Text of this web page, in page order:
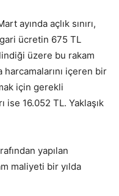
ayında açlık sınırı,
ücretin 675 TL
üzere bu rakam
içeren bir
için gerekli
ise 16.052 TL. Yaklaşık
yapılan
maliyeti bir yılda